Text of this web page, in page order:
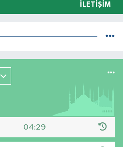
İLETIŞIM
04:29